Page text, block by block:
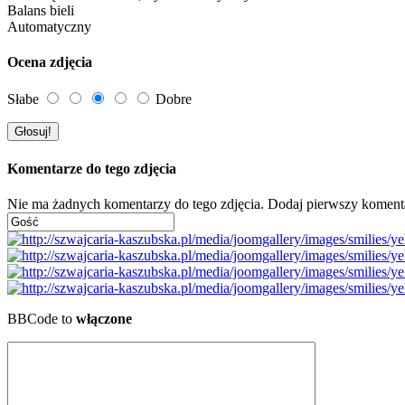
Balans bieli
Automatyczny
Ocena zdjęcia
Słabe Dobre
Komentarze do tego zdjęcia
Nie ma żadnych komentarzy do tego zdjęcia. Dodaj pierwszy
BBCode to włączone